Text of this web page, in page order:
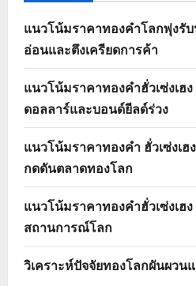
แนวโน้มราคาทองคำโลกพุ่งรั
อ่อนและตึงเครียดการค้า
แนวโน้มราคาทองคำฮั่วเซ่งเฮ
ดอลลาร์และบอนด์ยีลด์ร่วง
แนวโน้มราคาทองคำ ฮั่วเซ่งเ
กดดันตลาดทองโลก
แนวโน้มราคาทองคำฮั่วเซ่งเฮ
สถานการณ์โลก
วิเคราะห์ปัจจัยทองโลกผันผวน